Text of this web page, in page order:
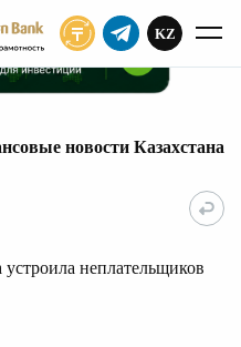
KZ
новости Казахстана
неплательщиков